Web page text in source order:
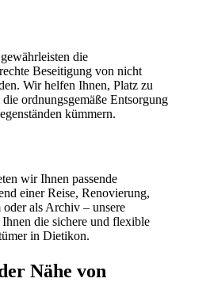
die
Beseitigung von nicht
Wir helfen Ihnen, Platz zu
ordnungsgemäße Entsorgung
kümmern.
wir Ihnen passende
einer Reise, Renovierung,
als Archiv – unsere
die sichere und flexible
in Dietikon.
Nähe von